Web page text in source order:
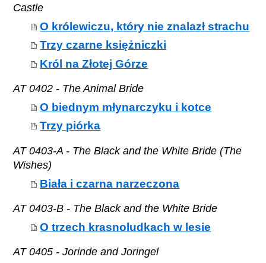
Castle
O królewiczu, który nie znalazł strachu
Trzy czarne księżniczki
Król na Złotej Górze
AT 0402 - The Animal Bride
O biednym młynarczyku i kotce
Trzy piórka
AT 0403-A - The Black and the White Bride (The
Wishes)
Biała i czarna narzeczona
AT 0403-B - The Black and the White Bride
O trzech krasnoludkach w lesie
AT 0405 - Jorinde and Joringel